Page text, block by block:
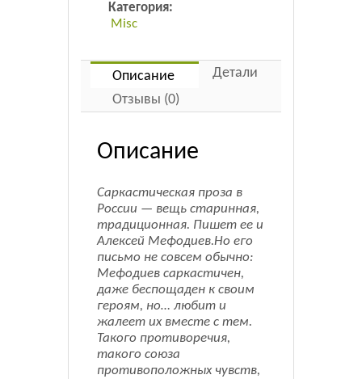
Категория:
Misc
Описание
Детали
Отзывы (0)
Описание
Саркастическая проза в
России — вещь старинная,
традиционная. Пишет ее и
Алексей Мефодиев.Но его
письмо не совсем обычно:
Мефодиев саркастичен,
даже беспощаден к своим
героям, но… любит и
жалеет их вместе с тем.
Такого противоречия,
такого союза
противоположных чувств,